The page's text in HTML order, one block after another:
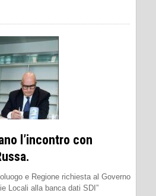
l’incontro con
e Regione richiesta al Governo
Locali alla banca dati SDI”